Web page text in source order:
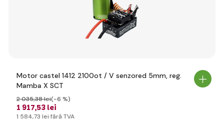
Motor castel 1412 2100ot / V senzored 5mm, reg.
Mamba X SCT
1 917,53 lei
2 035,38 lei(-6 %)
1 584,73 lei fără TVA